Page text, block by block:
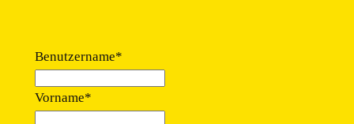
Benutzername*
Vorname*